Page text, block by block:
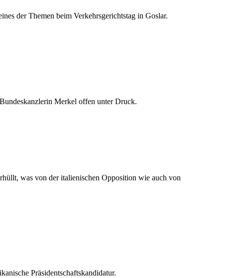
der Themen beim Verkehrsgerichtstag in Goslar.
Merkel offen unter Druck.
was von der italienischen Opposition wie auch von
Präsidentschaftskandidatur.